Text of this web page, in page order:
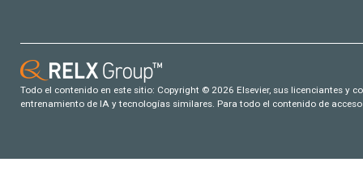
Todo el contenido en este sitio: Copyright © 2026 Elsevier, sus licenciantes y
entrenamiento de IA y tecnologías similares. Para todo el contenido de